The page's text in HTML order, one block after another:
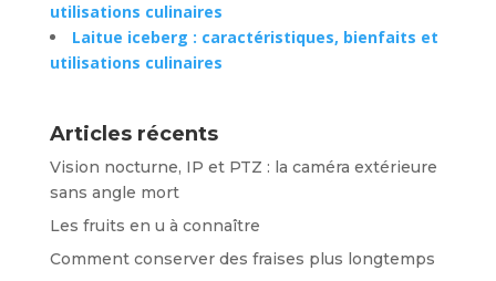
utilisations culinaires
Laitue iceberg : caractéristiques, bienfaits et
utilisations culinaires
Articles récents
Vision nocturne, IP et PTZ : la caméra extérieure
sans angle mort
Les fruits en u à connaître
Comment conserver des fraises plus longtemps